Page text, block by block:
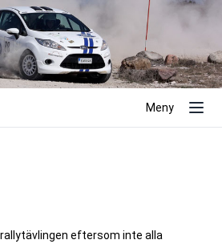
Meny
eftersom inte alla